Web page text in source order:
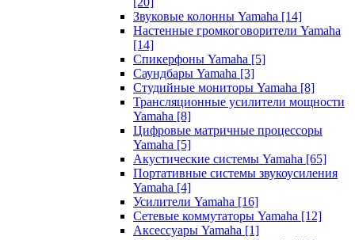
Звуковые колонны Yamaha [14]
Настенные громкоговорители Yamaha
[14]
Спикерфоны Yamaha [5]
Саундбары Yamaha [3]
Студийные мониторы Yamaha [8]
Трансляционные усилители мощности
Yamaha [8]
Цифровые матричные процессоры
Yamaha [5]
Акустические системы Yamaha [65]
Портативные системы звукоусиления
Yamaha [4]
Усилители Yamaha [16]
Сетевые коммутаторы Yamaha [12]
Аксессуары Yamaha [1]